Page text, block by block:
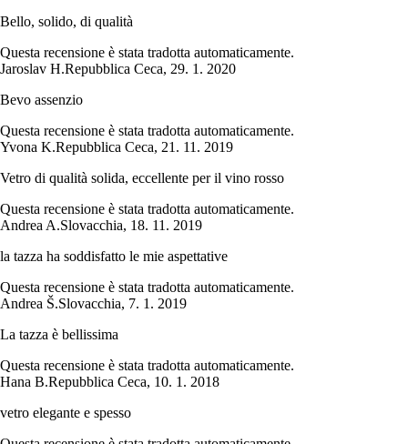
Bello, solido, di qualità
Questa recensione è stata tradotta automaticamente.
Jaroslav H.Repubblica Ceca, 29. 1. 2020
Bevo assenzio
Questa recensione è stata tradotta automaticamente.
Yvona K.Repubblica Ceca, 21. 11. 2019
Vetro di qualità solida, eccellente per il vino rosso
Questa recensione è stata tradotta automaticamente.
Andrea A.Slovacchia, 18. 11. 2019
la tazza ha soddisfatto le mie aspettative
Questa recensione è stata tradotta automaticamente.
Andrea Š.Slovacchia, 7. 1. 2019
La tazza è bellissima
Questa recensione è stata tradotta automaticamente.
Hana B.Repubblica Ceca, 10. 1. 2018
vetro elegante e spesso